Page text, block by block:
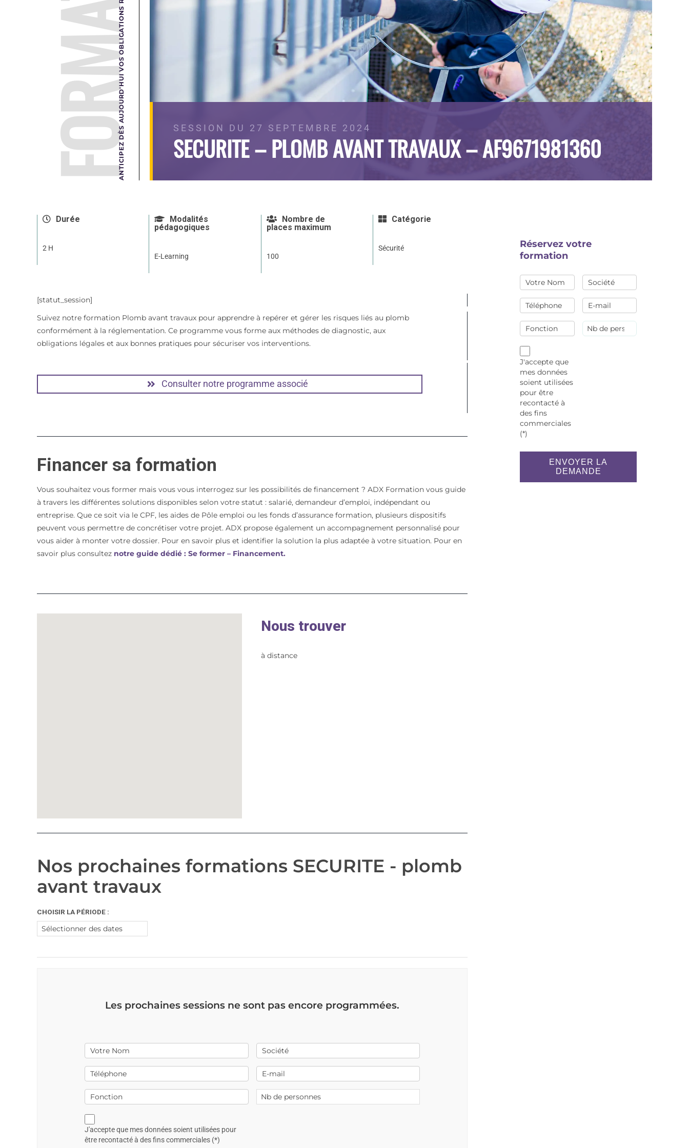
SESSION DU 27 SEPTEMBRE 2024
SECURITE – PLOMB AVANT TRAVAUX – AF9671981360
Durée
2 H
Modalités
pédagogiques
E-Learning
Nombre de
places maximum
100
Catégorie
Sécurité
[statut_session]
Suivez notre formation Plomb avant travaux pour apprendre à repérer et gérer les risques liés au plomb
conformément à la réglementation. Ce programme vous forme aux méthodes de diagnostic, aux
obligations légales et aux bonnes pratiques pour sécuriser vos interventions.
Consulter notre programme associé
Financer sa formation
Vous souhaitez vous former mais vous vous interrogez sur les possibilités de financement ? ADX Formation vous guide
à travers les différentes solutions disponibles selon votre statut : salarié, demandeur d’emploi, indépendant ou
entreprise. Que ce soit via le CPF, les aides de Pôle emploi ou les fonds d’assurance formation, plusieurs dispositifs
peuvent vous permettre de concrétiser votre projet. ADX propose également un accompagnement personnalisé pour
vous aider à monter votre dossier. Pour en savoir plus et identifier la solution la plus adaptée à votre situation. Pour en
savoir plus consulteznotre guide dédié : Se former – Financement.
Nous trouver
à distance
Nos prochaines formations SECURITE - plomb
avant travaux
CHOISIR LA PÉRIODE :
Les prochaines sessions ne sont pas encore programmées.
J'accepte que mes données soient utilisées pour
être recontacté à des fins commerciales (*)
Réservez votre
formation
J'accepte que
mes données
soient utilisées
pour être
recontacté à
des fins
commerciales
(*)
ENVOYER LA
DEMANDE